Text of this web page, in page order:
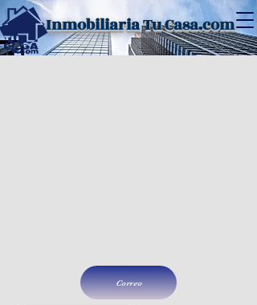
Inmobiliaria Tu Casa.com
Correo